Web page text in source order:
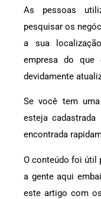
As pessoas
pesquisar os
a sua
empresa do que
devidamente
Se você tem
esteja
encontrada
O conteúdo foi útil
a gente aqui
este artigo com